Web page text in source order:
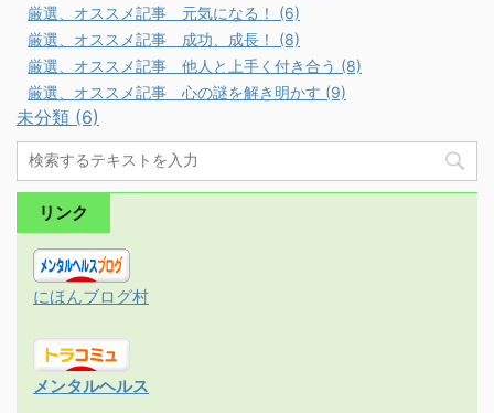
厳選、オススメ記事 元気になる！ (6)
厳選、オススメ記事 成功、成長！ (8)
厳選、オススメ記事 他人と上手く付き合う (8)
厳選、オススメ記事 心の謎を解き明かす (9)
未分類 (6)
リンク
にほんブログ村
メンタルヘルス